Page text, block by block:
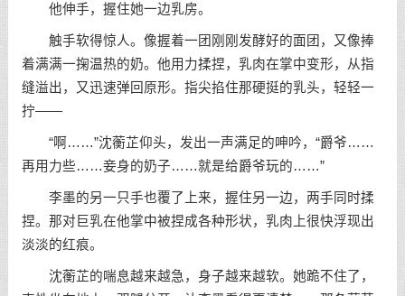
他伸手，握住她一边乳房。
触手软得惊人。像握着一团刚刚发酵好的面团，又像捧
着满满一掬温热的奶。他用力揉捏，乳肉在掌中变形，从指
缝溢出，又迅速弹回原形。指尖掐住那硬挺的乳头，轻轻一
拧——
“啊……”沈蘅芷仰头，发出一声满足的呻吟，“爵爷……
再用力些……妾身的奶子……就是给爵爷玩的……”
李墨的另一只手也覆了上来，握住另一边，两手同时揉
捏。那对巨乳在他掌中被捏成各种形状，乳肉上很快浮现出
淡淡的红痕。
沈蘅芷的喘息越来越急，身子越来越软。她跪不住了，